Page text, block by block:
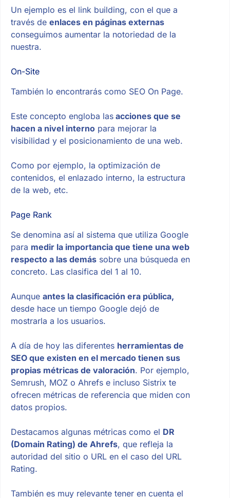
Un ejemplo es el link building, con el que a
través de enlaces en páginas externas
conseguimos aumentar la notoriedad de la
nuestra.
On-Site
También lo encontrarás como SEO On Page.
Este concepto engloba lasacciones que se
hacen a nivel internopara mejorar la
visibilidad y el posicionamiento de una web.
Como por ejemplo, la optimización de
contenidos, el enlazado interno, la estructura
de la web, etc.
Page Rank
Se denomina así al sistema que utiliza Google
para medir la importancia que tiene una web
respecto a las demássobre una búsqueda en
concreto. Las clasifica del 1 al 10.
Aunque antes la clasificación era pública,
desde hace un tiempo Google dejó de
mostrarla a los usuarios.
A día de hoy las diferentes herramientas de
SEO que existen en el mercado tienen sus
propias métricas de valoración. Por ejemplo,
Semrush, MOZ o Ahrefs e incluso Sistrix te
ofrecen métricas de referencia que miden con
datos propios.
Destacamos algunas métricas como el DR
(Domain Rating) de Ahrefs, que refleja la
autoridad del sitio o URL en el caso del URL
Rating.
También es muy relevante tener en cuenta el